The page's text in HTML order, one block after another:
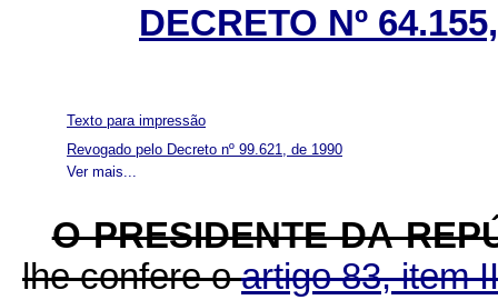
DECRETO Nº
Ver mais...
Texto para impressão
Revogado pelo Decreto nº 99.621, de 1990
O PRESIDENTE DA
lhe confere oartigo 83, item